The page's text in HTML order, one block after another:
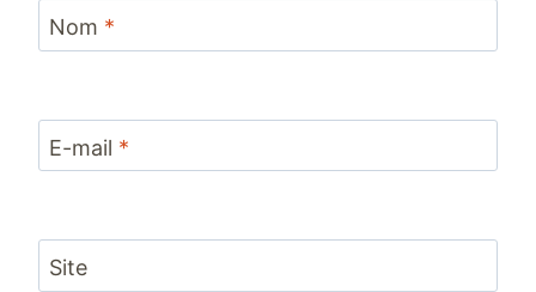
Nom *
E-mail *
Site